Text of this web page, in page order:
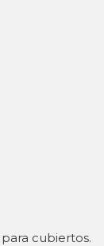
cubiertos.